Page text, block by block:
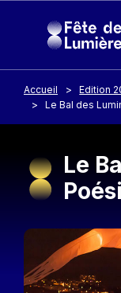
Accueil
Edition
Le Bal des
Le
Image